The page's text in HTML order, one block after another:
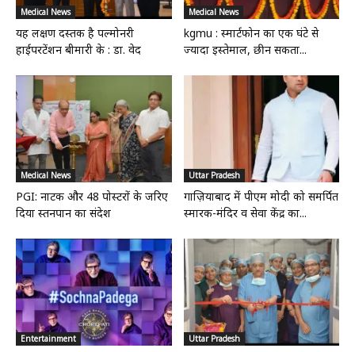
Medical News
यह लक्षण दस्तक है पल्मोनरी
हाईपरटेंशन बीमारी के : डा. वेद
Medical News
kgmu : स्मार्टफोन का एक घंटे से
ज्यादा इस्तेमाल, छीन सकता...
Medical News
PGI: नाटक और 48 पोस्टरों के जरिए
दिया स्तनपान का संदेश
Uttar Pradesh
गाज़ियाबाद में पीएम मोदी को समर्पित
स्मारक-मंदिर व सेवा केंद्र का...
Entertainment Uttar Pradesh